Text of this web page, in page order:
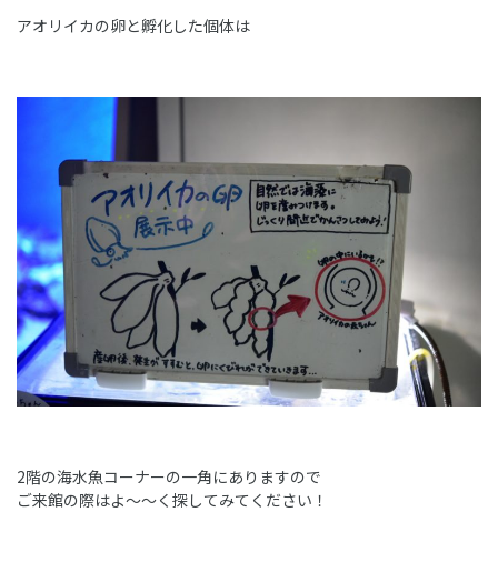
アオリイカの卵と孵化した個体は
2階の海水魚コーナーの一角にありますので
ご来館の際はよ～～く探してみてください！